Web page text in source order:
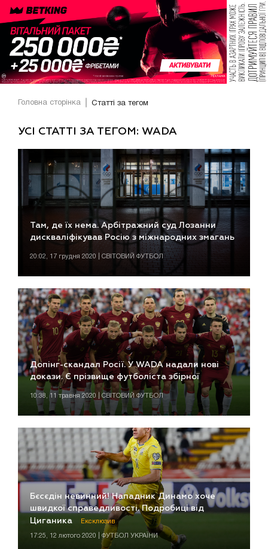
Головна сторінка Статті за тегом
УСІ СТАТТІ ЗА ТЕГОМ: WADA
Там, де їх нема. Арбітражний суд Лозанни
дискваліфікував Росію з міжнародних змагань
20:02, 17 грудня 2020 | СВІТОВИЙ ФУТБОЛ
Допінг-скандал Росії. У WADA надали нові
докази. Є прізвище футболіста збірної
10:38, 11 травня 2020 | СВІТОВИЙ ФУТБОЛ
Бєсєдін невинний! Нападник Динамо хоче
швидкої справедливості. Подробиці від
Циганика
Ексклюзив
17:25, 12 лютого 2020 | ФУТБОЛ УКРАЇНИ